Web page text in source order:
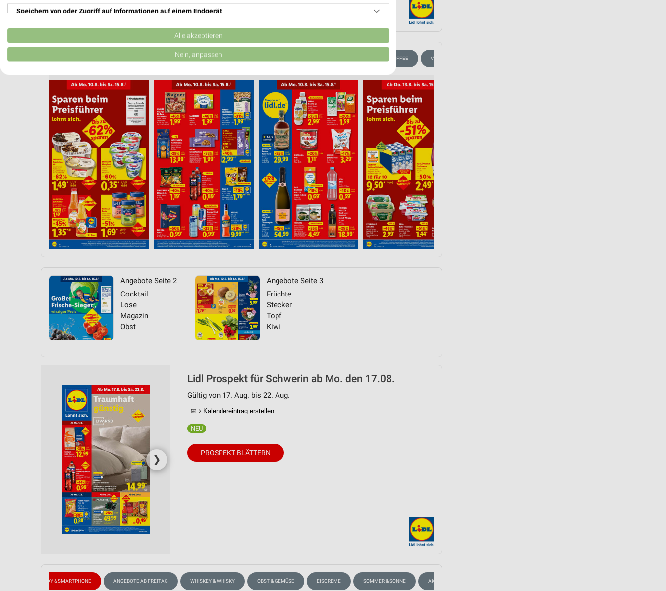
WHISKEY & WHISKY KAFFEE VEGANE ANGEBOTE
Angebote Seite 2
Cocktail
Lose
Magazin
Obst
Angebote Seite 3
Früchte
Stecker
Topf
Kiwi
❯
Lidl Prospekt für Schwerin ab Mo. den 17.08.
Gültig von 17. Aug. bis 22. Aug.
📅 Kalendereintrag erstellen
PROSPEKT BLÄTTERN
HANDY & SMARTPHONE ANGEBOTE AB FREITAG WHISKEY & WHISKY OBST & GEMÜSE EISCREME SOMMER & SONNE AKTIONEN, RABATTE & GUTSCHEINE
Speichern von oder Zugriff auf Informationen auf einem Endgerät
Verwendung reduzierter Daten zur Auswahl von Werbeanzeigen
Erstellung von Profilen für personalisierte Werbung
Erstellung von Profilen zur Personalisierung von Inhalten
Verwendung von Profilen zur Auswahl personalisierter Inhalte
Messung der Werbeleistung
Messung der Performance von Inhalten
Analyse von Zielgruppen durch Statistiken oder Kombinationen von Daten aus verschiedenen
Entwicklung und Verbesserung der Angebote
Verwendung reduzierter Daten zur Auswahl von Inhalten
IAB-Besonderheiten:
Geräte anhand von aktiv angeforderten Informationen identifizieren
Nicht-IAB-Verarbeitungszwecke:
Performance
Alle akzeptieren
Nein, anpassen